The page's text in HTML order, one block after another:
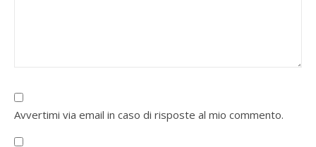
Avvertimi via email in caso di risposte al mio commento.